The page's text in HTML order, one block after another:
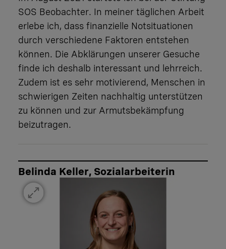
SOS Beobachter. In meiner täglichen Arbeit
erlebe ich, dass finanzielle Notsituationen
durch verschiedene Faktoren entstehen
können. Die Abklärungen unserer Gesuche
finde ich deshalb interessant und lehrreich.
Zudem ist es sehr motivierend, Menschen in
schwierigen Zeiten nachhaltig unterstützen
zu können und zur Armutsbekämpfung
beizutragen.
Belinda Keller, Sozialarbeiterin